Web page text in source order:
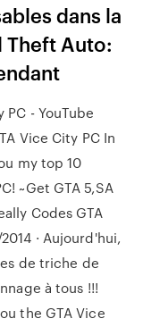
dans la
Theft Auto:
PC - YouTube
Vice City PC In
my top 10
~Get GTA 5,SA
Codes GTA
· Aujourd'hui,
de triche de
à tous !!!
the GTA Vice